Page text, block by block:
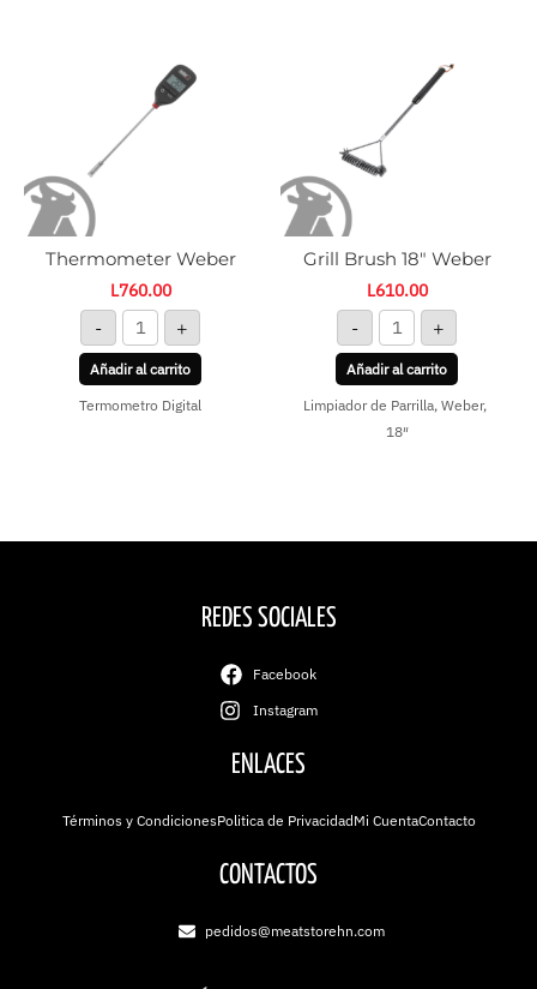
Thermometer Weber
L760.00
- +
Añadir al carrito
Termometro Digital
Grill Brush 18″ Weber
L610.00
- +
Añadir al carrito
Limpiador de Parrilla, Weber,
18″
CONTACTOS
pedidos@meatstorehn.com
ENLACES
Términos y CondicionesPolitica de PrivacidadMi CuentaContacto
REDES SOCIALES
Facebook
Instagram